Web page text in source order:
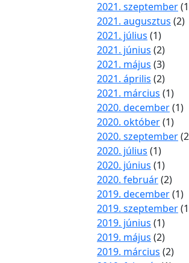
2021. szeptember
2021. augusztus (2)
2021. július (1)
2021. június (2)
2021. május (3)
2021. április (2)
2021. március (1)
2020. december(1)
2020. október(1)
2020. szeptember
2020. július (1)
2020. június (1)
2020. február(2)
2019. december(1)
2019. szeptember
2019. június (1)
2019. május (2)
2019. március (2)